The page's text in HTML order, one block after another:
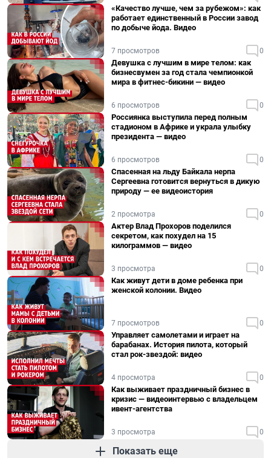
«Качество лучше, чем за рубежом»: как
работает единственный в России завод
по добыче йода. Видео
7 просмотров 0
Девушка с лучшим в мире телом: как
бизнесвумен за год стала чемпионкой
мира в фитнес-бикини — видео
6 просмотров 0
Россиянка выступила перед полным
стадионом в Африке и украла улыбку
президента — видео
6 просмотров 0
Спасенная на льду Байкала нерпа
Сергеевна готовится вернуться в дикую
природу — ее видеоистория
2 просмотра 0
Актер Влад Прохоров поделился
секретом, как похудел на 15
килограммов — видео
3 просмотра 0
Как живут дети в доме ребенка при
женской колонии. Видео
7 просмотров 0
Управляет самолетами и играет на
барабанах. История пилота, который
стал рок-звездой: видео
4 просмотра 0
Как выживает праздничный бизнес в
кризис — видеоинтервью с владельцем
ивент-агентства
3 просмотра 0
Показать еще